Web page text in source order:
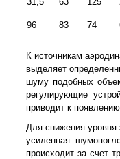
96 83 74
К источникам
выделяет
шуму подобных
регулирующие
приводит к
Для снижения уровня
усиленная
происходит за счет